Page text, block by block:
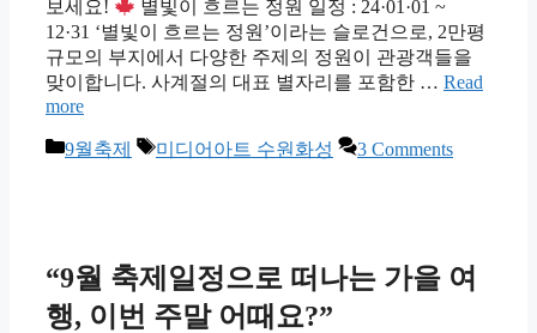
보세요!
별빛이 흐르는 정원 일정 : 24·01·01 ~
12·31 ‘별빛이 흐르는 정원’이라는 슬로건으로, 2만평
규모의 부지에서 다양한 주제의 정원이 관광객들을
맞이합니다. 사계절의 대표 별자리를 포함한 … Read
more
Categories
9월축제 Tags
미디어아트 수원화성 3 Comments
“9월 축제일정으로 떠나는 가을 여
행, 이번 주말 어때요?”